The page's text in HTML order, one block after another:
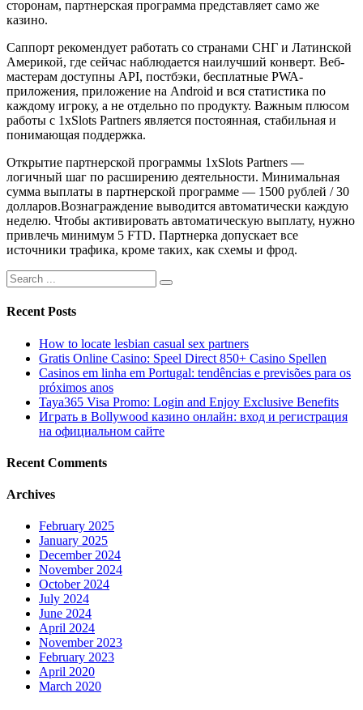
сторонам, партнерская программа представляет само же
казино.
Саппорт рекомендует работать со странами СНГ и Латинской
Америкой, где сейчас наблюдается наилучший конверт. Веб-
мастерам доступны API, постбэки, бесплатные PWA-
приложения, приложение на Android и вся статистика по
каждому игроку, а не отдельно по продукту. Важным плюсом
работы с 1xSlots Partners является постоянная, стабильная и
понимающая поддержка.
Открытие партнерской программы 1xSlots Partners —
логичный шаг по расширению деятельности. Минимальная
сумма выплаты в партнерской программе — 1500 рублей / 30
долларов.Вознаграждение выводится автоматически каждую
неделю. Чтобы активировать автоматическую выплату, нужно
привлечь минимум 5 FTD. Партнерка допускает все
источники трафика, кроме таких, как схемы и фрод.
Recent Posts
How to locate lesbian casual sex partners
Gratis Online Casino: Speel Direct 850+ Casino Spellen
Casinos em linha em Portugal: tendências e previsões para os
próximos anos
Taya365 Visa Promo: Login and Enjoy Exclusive Benefits
Играть в Bollywood казино онлайн: вход и регистрация
на официальном сайте
Recent Comments
Archives
February 2025
January 2025
December 2024
November 2024
October 2024
July 2024
June 2024
April 2024
November 2023
February 2023
April 2020
March 2020